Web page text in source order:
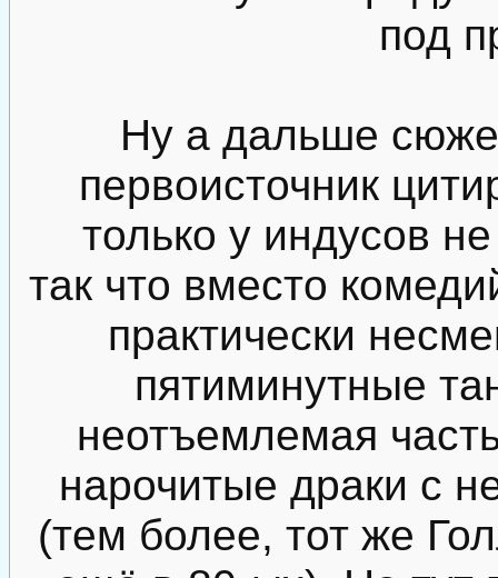
под
Ну а дальше
первоисточник
только у индусов
так что вместо
практически
пятиминутные
неотъемлемая
нарочитые драки с
(тем более, тот же